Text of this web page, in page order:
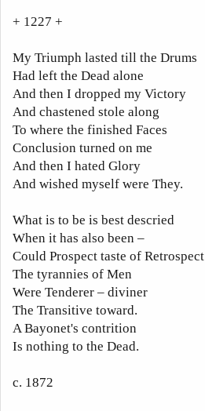
+ 1227 +
My Triumph lasted till the Drums
Had left the Dead alone
And then I dropped my Victory
And chastened stole along
To where the finished Faces
Conclusion turned on me
And then I hated Glory
And wished myself were They.
What is to be is best descried
When it has also been –
Could Prospect taste of Retrospect
The tyrannies of Men
Were Tenderer – diviner
The Transitive toward.
A Bayonet's contrition
Is nothing to the Dead.
c. 1872